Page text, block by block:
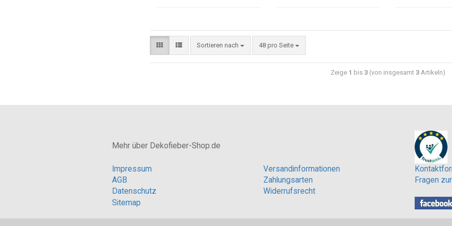
Sortieren nach 48 pro Seite
Zeige 1 bis3 (von insgesamt3 Artikeln)
Mehr über Dekofieber-Shop.de
Impressum Versandinformationen
AGB
Zahlungsarten
Fragen
Datenschutz
Widerrufsrecht
Sitemap